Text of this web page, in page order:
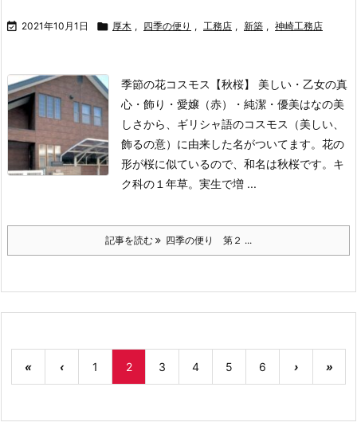
 2021年10月1日  厚木 , 四季の便り , 工務店 , 新築 , 神崎工務店
季節の花コスモス【秋桜】 美しい・乙女の真
心・飾り・愛嬢（赤）・純潔・優美はなの美
しさから、ギリシャ語のコスモス（美しい、
飾るの意）に由来した名がついてます。花の
形が桜に似ているので、和名は秋桜です。 キ
ク科の１年草。実生で増 ...
記事を読む 四季の便り 第２ ...
« ‹ 1 2 3 4 5 6 › »